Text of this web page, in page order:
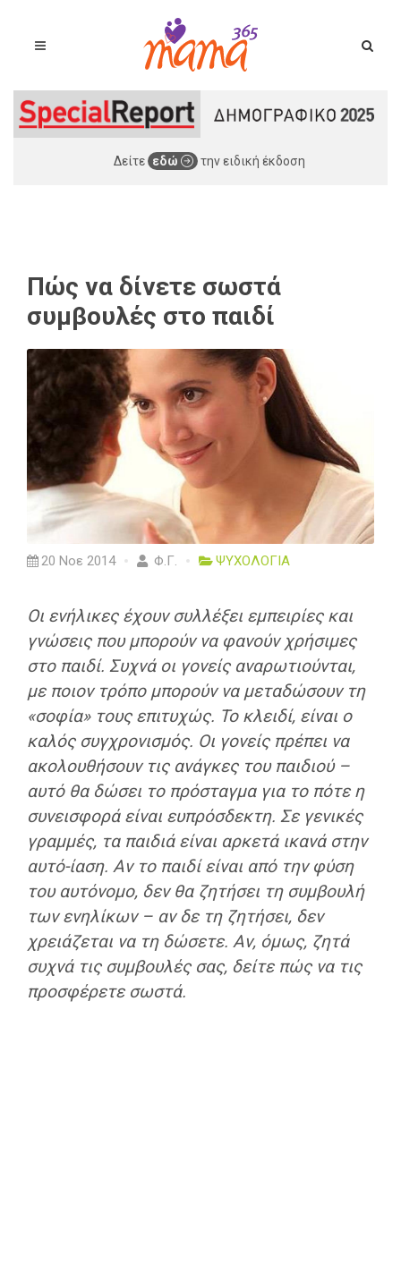
Δείτε εδώ την ειδική έκδοση
Πώς να δίνετε σωστά
συμβουλές στο παιδί
20 Νοε 2014 Φ.Γ. ΨΥΧΟΛΟΓΙΑ
Οι ενήλικες έχουν συλλέξει εμπειρίες και
γνώσεις που μπορούν να φανούν χρήσιμες
στο παιδί. Συχνά οι γονείς αναρωτιούνται,
με ποιον τρόπο μπορούν να μεταδώσουν τη
«σοφία» τους επιτυχώς. Το κλειδί, είναι ο
καλός συγχρονισμός. Οι γονείς πρέπει να
ακολουθήσουν τις ανάγκες του παιδιού –
αυτό θα δώσει το πρόσταγμα για το πότε η
συνεισφορά είναι ευπρόσδεκτη. Σε γενικές
γραμμές, τα παιδιά είναι αρκετά ικανά στην
αυτό-ίαση. Αν το παιδί είναι από την φύση
του αυτόνομο, δεν θα ζητήσει τη συμβουλή
των ενηλίκων– αν δε τη ζητήσει, δεν
χρειάζεται να τη δώσετε. Αν, όμως, ζητά
συχνά τις συμβουλές σας, δείτε πώς να τις
προσφέρετε σωστά.